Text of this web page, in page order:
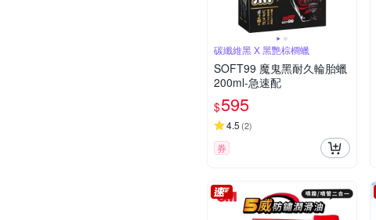
碳纖維黑 X 黑艷棕櫚蠟
SOFT99 魔鬼黑耐久輪胎蠟
200ml-急速配
$595
4.5 (2)
券